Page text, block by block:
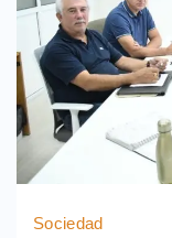
Sociedad